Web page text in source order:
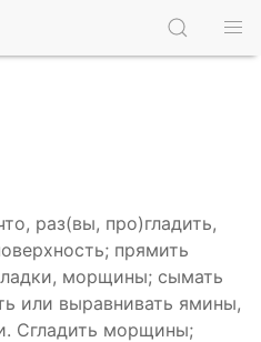
раз(вы, про)гладить,
прямить
морщины; сымать
или выравнивать ямины,
Сгладить морщины;